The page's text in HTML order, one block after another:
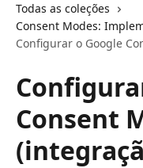
Todas as coleções
Consent Modes:
Configurar o Google
Consent